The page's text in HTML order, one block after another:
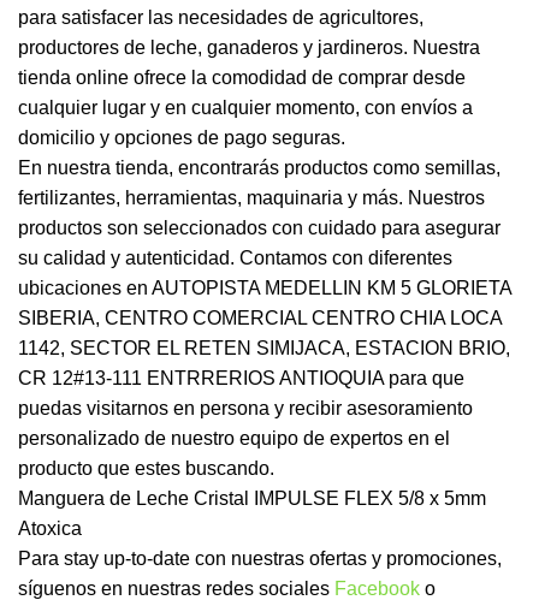
para satisfacer las necesidades de agricultores,
productores de leche, ganaderos y jardineros. Nuestra
tienda online ofrece la comodidad de comprar desde
cualquier lugar y en cualquier momento, con envíos a
domicilio y opciones de pago seguras.
En nuestra tienda, encontrarás productos como semillas,
fertilizantes, herramientas, maquinaria y más. Nuestros
productos son seleccionados con cuidado para asegurar
su calidad y autenticidad. Contamos con diferentes
ubicaciones en AUTOPISTA MEDELLIN KM 5 GLORIETA
SIBERIA, CENTRO COMERCIAL CENTRO CHIA LOCA
1142, SECTOR EL RETEN SIMIJACA, ESTACION BRIO,
CR 12#13-111 ENTRRERIOS ANTIOQUIA para que
puedas visitarnos en persona y recibir asesoramiento
personalizado de nuestro equipo de expertos en el
producto que estes buscando.
Manguera de Leche Cristal IMPULSE FLEX 5/8 x 5mm
Atoxica
Para stay up-to-date con nuestras ofertas y promociones,
síguenos en nuestras redes sociales Facebook o